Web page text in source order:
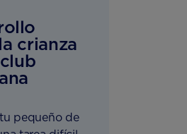
crianza
pequeño de